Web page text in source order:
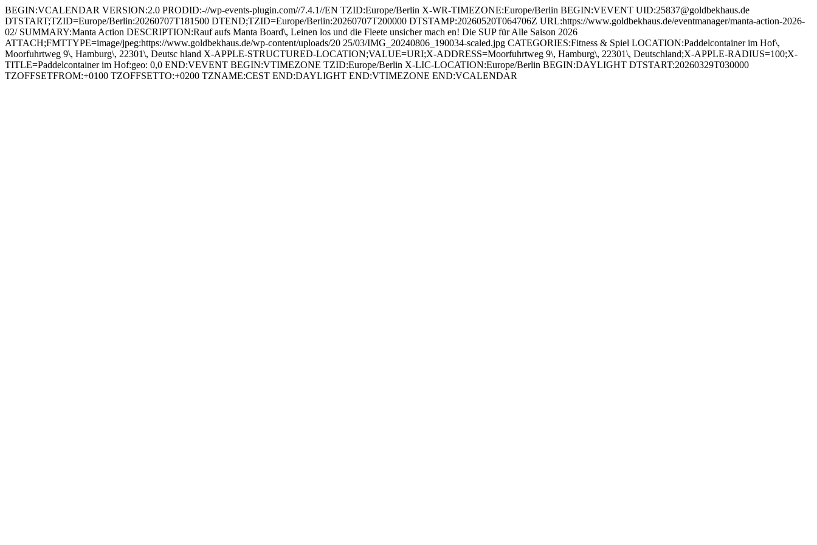
BEGIN:VCALENDAR VERSION:2.0 PRODID:-//wp-events-plugin.com//7.4.1//EN TZID:Europe/Berlin X-WR-TIMEZONE:Europe/Berlin BEGIN:VEVENT UID:25837@goldbekhaus.de
DTSTART;TZID=Europe/Berlin:20260707T181500 DTEND;TZID=Europe/Berlin:20260707T200000 DTSTAMP:20260520T064706Z URL:https://www.goldbekhaus.de/eventmanager/manta-action-2026-
02/ SUMMARY:Manta Action DESCRIPTION:Rauf aufs Manta Board\, Leinen los und die Fleete unsicher mach en! Die SUP für Alle Saison 2026
ATTACH;FMTTYPE=image/jpeg:https://www.goldbekhaus.de/wp-content/uploads/20 25/03/IMG_20240806_190034-scaled.jpg CATEGORIES:Fitness & Spiel LOCATION:Paddelcontainer im Hof\,
Moorfuhrtweg 9\, Hamburg\, 22301\, Deutsc hland X-APPLE-STRUCTURED-LOCATION;VALUE=URI;X-ADDRESS=Moorfuhrtweg 9\, Hamburg\, 22301\, Deutschland;X-APPLE-RADIUS=100;X-
TITLE=Paddelcontainer im Hof:geo: 0,0 END:VEVENT BEGIN:VTIMEZONE TZID:Europe/Berlin X-LIC-LOCATION:Europe/Berlin BEGIN:DAYLIGHT DTSTART:20260329T030000
TZOFFSETFROM:+0100 TZOFFSETTO:+0200 TZNAME:CEST END:DAYLIGHT END:VTIMEZONE END:VCALENDAR